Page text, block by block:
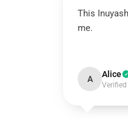
This
me.
A Alice